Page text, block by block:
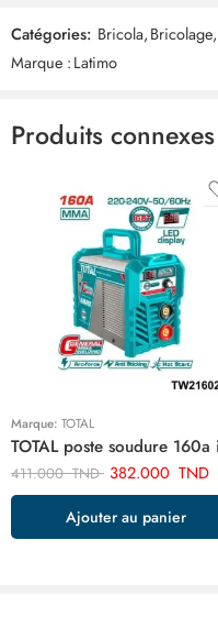
Commentaires
Il n'y a pas encore de critiques.
Catégories: Bricola,Bricolage,
Marque :Latimo
Produits connexes
Marque: TOTAL
411.000TND 382.000 TND
Ajouter au panier